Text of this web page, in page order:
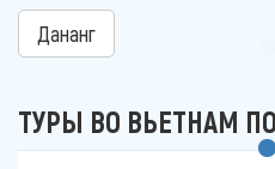
Дананг
ТУРЫ ВО ВЬЕТНАМ